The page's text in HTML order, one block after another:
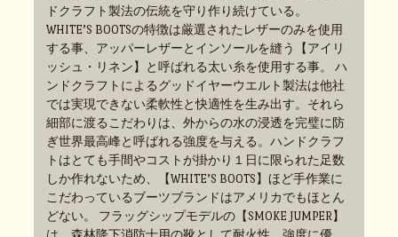
ドクラフト製法の伝統を守り作り続けている。
WHITE’S BOOTSの特徴は厳選されたレザーのみを使用
する事、アッパーレザーとインソールを縫う【アイリ
ッシュ・リネン】と呼ばれる太い糸を使用する事。 ハ
ンドクラフトによるグッドイヤーウエルト製法は他社
では実現できない柔軟性と快適性を生み出す。それら
細部に渡るこだわりは、外からの水の浸透を完璧に防
ぎ世界最高峰と呼ばれる強度を与える。ハンドクラフ
トはとても手間やコストが掛かり１日に限られた足数
しか作れないため、【WHITE’S BOOTS】ほど手作業に
こだわっているブーツブランドはアメリカでもほとん
どない。 フラッグシップモデルの【SMOKE JUMPER】